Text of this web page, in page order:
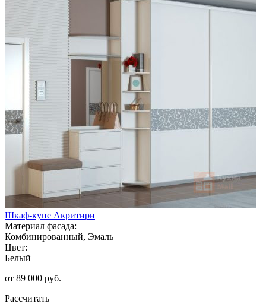
Шкаф-купе Акритири
Материал фасада:
Комбинированный, Эмаль
Цвет:
Белый
от 89 000 руб.
Рассчитать